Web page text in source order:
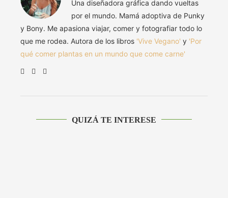
Una diseñadora gráfica dando vueltas
por el mundo. Mamá adoptiva de Punky
y Bony. Me apasiona viajar, comer y fotografiar todo lo
que me rodea. Autora de los libros 'Vive Vegano' y 'Por
qué comer plantas en un mundo que come carne'
QUIZÁ TE INTERESE